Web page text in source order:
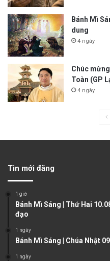
Bánh Mì
dung
4 ngày
Chúc
Toàn (GP
4 ngày
Tin mới đăng
1 giờ
Bánh Mì Sáng | Thứ Hai
đạo
1 ngày
Bánh Mì Sáng | Chúa Nhật
1 ngày